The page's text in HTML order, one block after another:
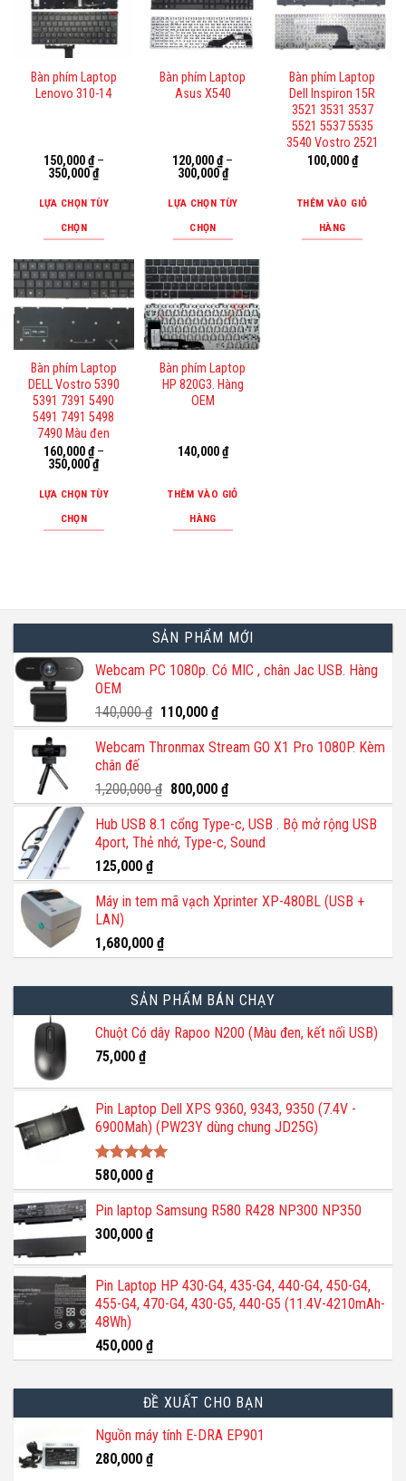
Bàn phím Laptop
Lenovo 310-14
150,000₫–
350,000₫
LỰA CHỌN TÙY
CHỌN
phẩm
này
có
biến
thể.
Các
tùy
chọn
có
được
chọn
Bàn phím Laptop
Asus X540
120,000₫–
300,000₫
LỰA CHỌN TÙY
CHỌN
phẩm
này
có
nhiều
biến
thể.
Các
có
được
chọn
Bàn phím Laptop
Dell Inspiron 15R
3521 3531 3537
5521 5537 5535
3540 Vostro 2521
100,000₫
THÊM VÀO GIỎ
HÀNG
Bàn phím Laptop
DELL Vostro 5390
5391 7391 5490
5491 7491 5498
7490 Màu đen
160,000₫–
350,000₫
LỰA CHỌN TÙY
CHỌN
nhiều
thể.
chọn
được
chọn
trên
phẩm
Bàn phím Laptop
HP 820G3. Hàng
OEM
140,000₫
THÊM VÀO GIỎ
HÀNG
SẢN PHẨM MỚI
Webcam PC 1080p. Có MIC , chân Jac USB. Hàng
OEM
140,000₫ Giá
gốc
là:
110,000 ₫Giá
hiện
tại
110,000 ₫.
Webcam Thronmax Stream GO X1 Pro 1080P. Kèm
chân đế
1,200,000₫ Giá
gốc
là:
1,200,000 ₫.
800,000 ₫Giá
hiện
tại
là:
Hub USB 8.1 cổng Type-c, USB . Bộ mở rộng USB
4port, Thẻ nhớ, Type-c, Sound
125,000 ₫
Máy in tem mã vạch Xprinter XP-480BL (USB +
LAN)
1,680,000 ₫
SẢN PHẨM BÁN CHẠY
Chuột Có dây Rapoo N200 (Màu đen, kết nối USB)
75,000 ₫
Pin Laptop Dell XPS 9360, 9343, 9350 (7.4V -
6900Mah) (PW23Y dùng chung JD25G)
Được xếp
hạng5.00
5 sao
580,000 ₫
Pin laptop Samsung R580 R428 NP300 NP350
300,000 ₫
Pin Laptop HP 430-G4, 435-G4, 440-G4, 450-G4,
455-G4, 470-G4, 430-G5, 440-G5 (11.4V-4210mAh-
48Wh)
450,000 ₫
ĐỀ XUẤT CHO BẠN
Nguồn máy tính E-DRA EP901
280,000 ₫